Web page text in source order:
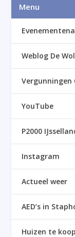
Menu
Weblog De
Vergunningen
YouTube
P2000
Instagram
Actueel weer
AED’s in
Huizen te